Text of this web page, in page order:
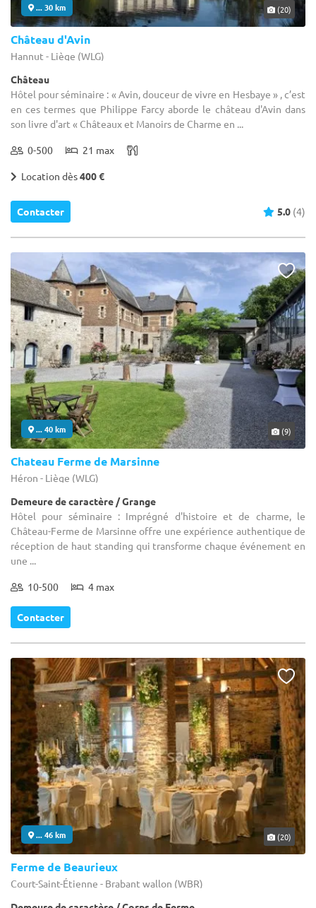
... 30 km (20)
Château d'Avin
Hannut - Liège (WLG)
Château
Hôtel pour séminaire : « Avin, douceur de vivre en Hesbaye » , c’est
en ces termes que Philippe Farcy aborde le château d'Avin dans
son livre d'art « Châteaux et Manoirs de Charme en ...
0-500 21 max
Location dès400 €
Contacter 5.0 (4)
... 40 km (9)
Chateau Ferme de Marsinne
Héron - Liège (WLG)
Demeure de caractère / Grange
Hôtel pour séminaire : Imprégné d'histoire et de charme, le
Château-Ferme de Marsinne offre une expérience authentique de
réception de haut standing qui transforme chaque événement en
une ...
10-500 4 max
Contacter
... 46 km (20)
Ferme de Beaurieux
Court-Saint-Étienne - Brabant wallon (WBR)